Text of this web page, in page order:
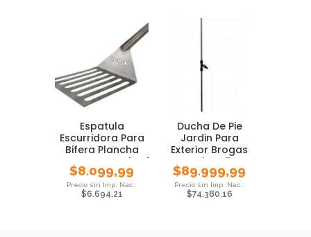
Espatula
Escurridora Para
Bifera Plancha
Acero Inox Broksol
$8.099,99
$6.694,21
Ducha De Pie
Jardin Para
Exterior Brogas
Camping Pileta
$89.999,99
$74.380,16